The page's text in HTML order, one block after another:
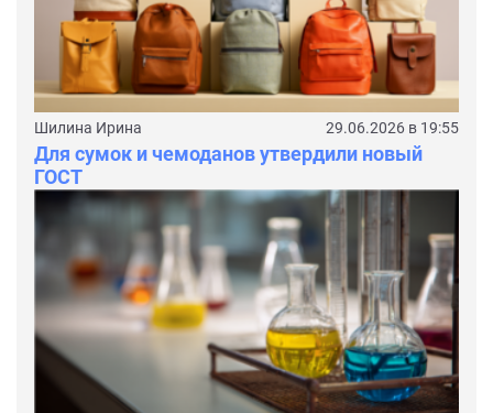
Шилина Ирина 29.06.2026 в 19:55
Для сумок и чемоданов утвердили новый
ГОСТ